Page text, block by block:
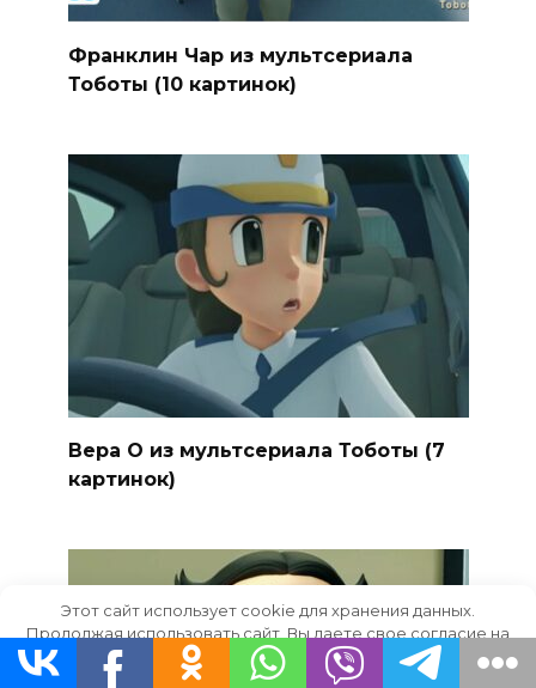
Франклин Чар из мультсериала
Тоботы (10 картинок)
Вера О из мультсериала Тоботы (7
картинок)
Этот сайт использует cookie для хранения данных.
Продолжая использовать сайт, Вы даете свое согласие на
работу с этими файлами.
OK